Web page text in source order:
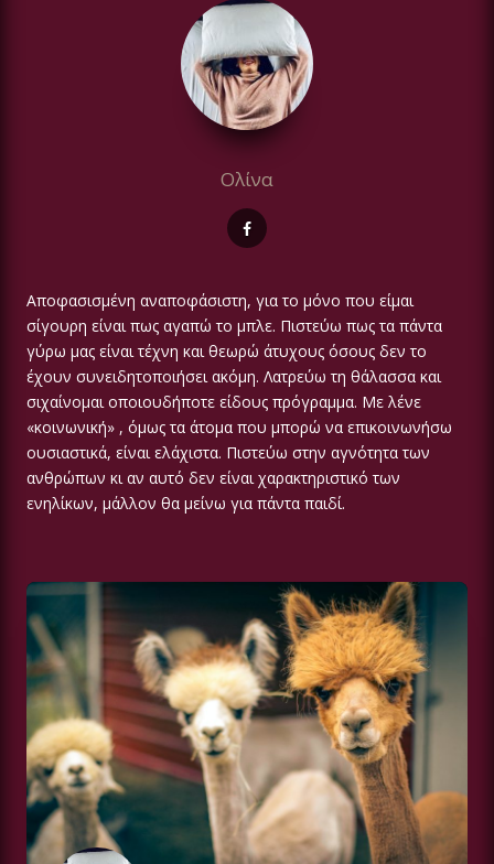
Ολίνα
Αποφασισμένη αναποφάσιστη, για το μόνο που είμαι
σίγουρη είναι πως αγαπώ το μπλε. Πιστεύω πως τα πάντα
γύρω μας είναι τέχνη και θεωρώ άτυχους όσους δεν το
έχουν συνειδητοποιήσει ακόμη. Λατρεύω τη θάλασσα και
σιχαίνομαι οποιουδήποτε είδους πρόγραμμα. Με λένε
«κοινωνική» , όμως τα άτομα που μπορώ να επικοινωνήσω
ουσιαστικά, είναι ελάχιστα. Πιστεύω στην αγνότητα των
ανθρώπων κι αν αυτό δεν είναι χαρακτηριστικό των
ενηλίκων, μάλλον θα μείνω για πάντα παιδί.